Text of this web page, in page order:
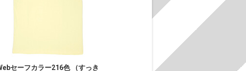
セーフカラー216色 （すっき